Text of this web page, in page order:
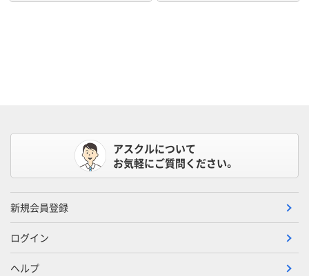
アスクルについて
お気軽にご質問ください。
新規会員登録
ログイン
ヘルプ